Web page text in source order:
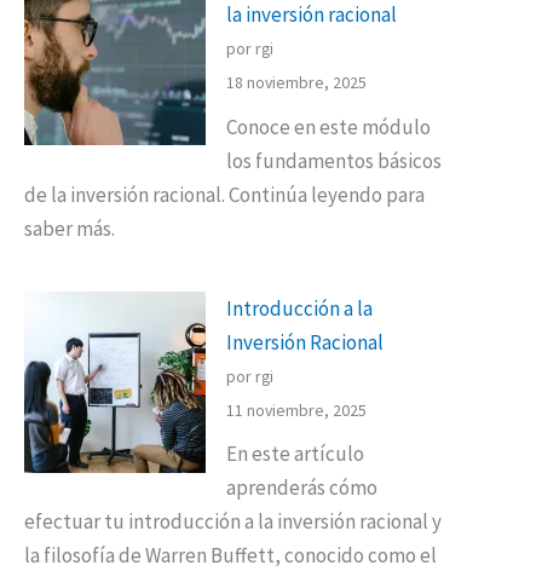
la inversión racional
por rgi
18 noviembre, 2025
Conoce en este módulo
los fundamentos básicos
de la inversión racional. Continúa leyendo para
saber más.
Introducción a la
Inversión Racional
por rgi
11 noviembre, 2025
En este artículo
aprenderás cómo
efectuar tu introducción a la inversión racional y
la filosofía de Warren Buffett, conocido como el